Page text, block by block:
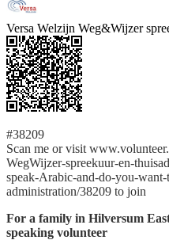
Versa Welzijn Weg&Wijzer
#38209
Scan me or visit
WegWijzer-spreekuur-en-
speak-Arabic-and-do-you-
administration/38209 to join
For a family in Hilversum
speaking volunteer